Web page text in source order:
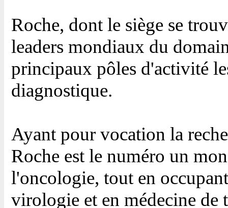
Roche, dont le siège se
leaders mondiaux du
principaux pôles d'activité
diagnostique.
Ayant pour vocation la
Roche est le numéro un
l'oncologie, tout en
virologie et en médecine de